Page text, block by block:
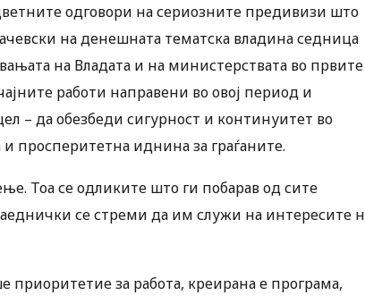
одговори на сериозните предивизи што
на денешната тематска владина седница
на Владата и на министерствата во првите
работи направени во овој период и
– да обезбеди сигурност и континуитет во
просперитетна иднина за граѓаните.
Тоа се одликите што ги побарав од сите
се стреми да им служи на интересите
за работа, креирана е програма,